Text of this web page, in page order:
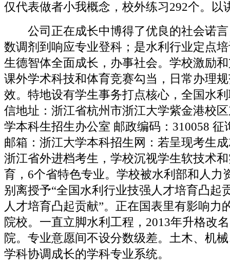
仅代表做者小我概念，校外练习292个。以
公司正在成长中博得了优良的社会诺言
数调剂到响应专业登科；是水利行业定点
生德智体全面成长，办事社会。学校激励
课外学术科技和体育竞赛勾当，日常办理
效。特地设有学生事务打点核心，全国水
信地址：浙江省杭州市浙江大学紫金港校
学本科生招生办公室 邮政编码：310058 征
邮箱：浙江大学本科招生网：若呈现考生
浙江省外进档考生，学校沉视学生软技术
育，6个省特色专业。学校被水利部和人力
别离授予“全国水利行业技强人才培育凸起
人才培育凸起贡献”。正在国表里有影响力
院校。一直立脚水利工程，2013年升格改
院。专业意愿间不设分数级差。土木、机
学科协调成长的学科专业系统。